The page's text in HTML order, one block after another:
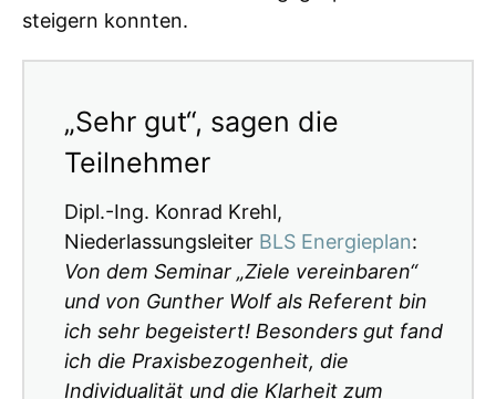
steigern konnten.
„Sehr gut“, sagen die
Teilnehmer
Dipl.-Ing. Konrad Krehl,
Niederlassungsleiter BLS Energieplan:
Von dem Seminar „Ziele vereinbaren“
und von Gunther Wolf als Referent bin
ich sehr begeistert! Besonders gut fand
ich die Praxisbezogenheit, die
Individualität und die Klarheit zum